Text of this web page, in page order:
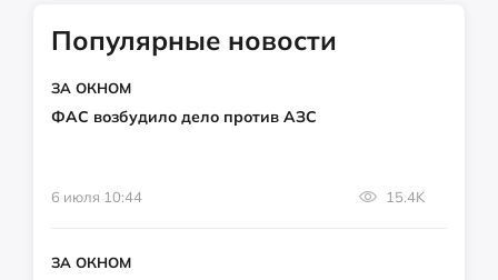
Популярные новости
ЗА ОКНОМ
ФАС возбудило дело против АЗС
6 июля 10:44 15.4K
ЗА ОКНОМ